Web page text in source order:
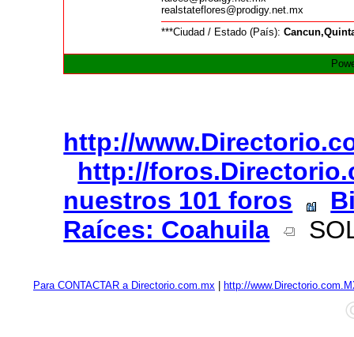
realstateflores@prodigy.net.mx
***Ciudad / Estado (País):
http://
http://
nuestros 101 foros
Raíces: Coahuila
Para CONTACTAR a Directorio.com.mx http://